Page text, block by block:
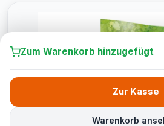
Zum Warenkorb hinzugefügt
Warenkorb
Zur Kasse